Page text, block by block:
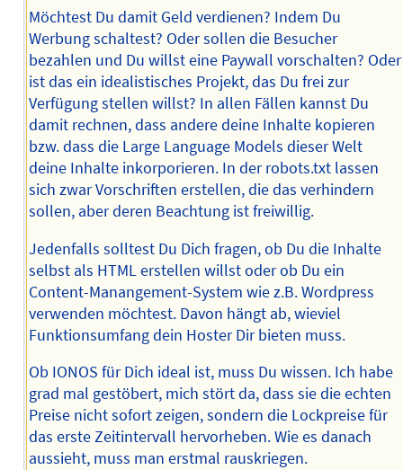
Möchtest Du damit Geld verdienen? Indem Du
Werbung schaltest? Oder sollen die Besucher
bezahlen und Du willst eine Paywall vorschalten? Oder
ist das ein idealistisches Projekt, das Du frei zur
Verfügung stellen willst? In allen Fällen kannst Du
damit rechnen, dass andere deine Inhalte kopieren
bzw. dass die Large Language Models dieser Welt
deine Inhalte inkorporieren. In der robots.txt lassen
sich zwar Vorschriften erstellen, die das verhindern
sollen, aber deren Beachtung ist freiwillig.
Jedenfalls solltest Du Dich fragen, ob Du die Inhalte
selbst als HTML erstellen willst oder ob Du ein
Content-Manangement-System wie z.B. Wordpress
verwenden möchtest. Davon hängt ab, wieviel
Funktionsumfang dein Hoster Dir bieten muss.
Ob IONOS für Dich ideal ist, muss Du wissen. Ich habe
grad mal gestöbert, mich stört da, dass sie die echten
Preise nicht sofort zeigen, sondern die Lockpreise für
das erste Zeitintervall hervorheben. Wie es danach
aussieht, muss man erstmal rauskriegen.